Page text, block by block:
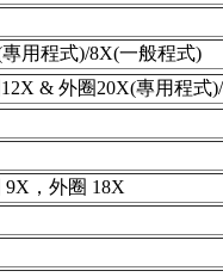
專用程式)/8X(一般程式)
& 外圈20X(專用程式
9X，外圈 18X